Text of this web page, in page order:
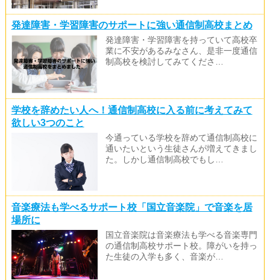
発達障害・学習障害のサポートに強い通信制高校まとめ
発達障害・学習障害を持っていて高校卒
業に不安があるみなさん、是非一度通信
制高校を検討してみてくださ…
学校を辞めたい人へ！通信制高校に入る前に考えてみて
欲しい3つのこと
今通っている学校を辞めて通信制高校に
通いたいという生徒さんが増えてきまし
た。しかし通信制高校でもし…
音楽療法も学べるサポート校「国立音楽院」で音楽を居
場所に
国立音楽院は音楽療法も学べる音楽専門
の通信制高校サポート校。障がいを持っ
た生徒の入学も多く、音楽が…